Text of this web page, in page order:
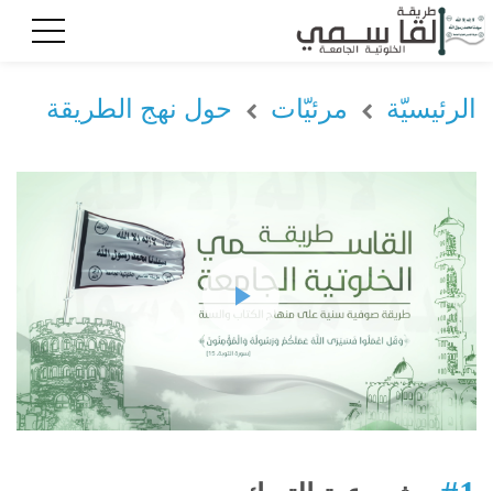
الرئيسيّة مرئيّات حول نهج الطريقة